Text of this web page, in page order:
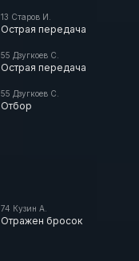
13 Старов И.
Острая передача
55 Дзугкоев С.
Острая передача
55 Дзугкоев С.
Отбор
74 Кузин А.
Отражен бросок